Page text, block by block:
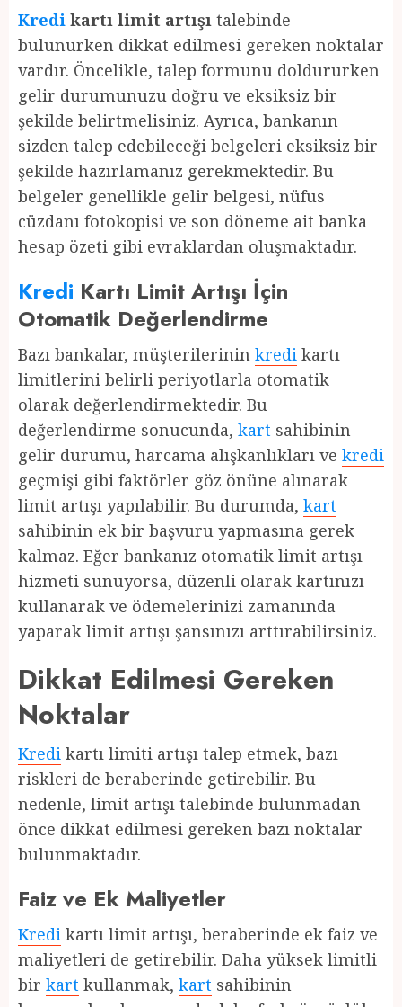
Kredi kartı limit artışı talebinde
bulunurken dikkat edilmesi gereken noktalar
vardır. Öncelikle, talep formunu doldururken
gelir durumunuzu doğru ve eksiksiz bir
şekilde belirtmelisiniz. Ayrıca, bankanın
sizden talep edebileceği belgeleri eksiksiz bir
şekilde hazırlamanız gerekmektedir. Bu
belgeler genellikle gelir belgesi, nüfus
cüzdanı fotokopisi ve son döneme ait banka
hesap özeti gibi evraklardan oluşmaktadır.
Kredi Kartı Limit Artışı İçin
Otomatik Değerlendirme
Bazı bankalar, müşterilerinin kredi kartı
limitlerini belirli periyotlarla otomatik
olarak değerlendirmektedir. Bu
değerlendirme sonucunda, kart sahibinin
gelir durumu, harcama alışkanlıkları ve kredi
geçmişi gibi faktörler göz önüne alınarak
limit artışı yapılabilir. Bu durumda, kart
sahibinin ek bir başvuru yapmasına gerek
kalmaz. Eğer bankanız otomatik limit artışı
hizmeti sunuyorsa, düzenli olarak kartınızı
kullanarak ve ödemelerinizi zamanında
yaparak limit artışı şansınızı arttırabilirsiniz.
Dikkat Edilmesi Gereken
Noktalar
Kredi kartı limiti artışı talep etmek, bazı
riskleri de beraberinde getirebilir. Bu
nedenle, limit artışı talebinde bulunmadan
önce dikkat edilmesi gereken bazı noktalar
bulunmaktadır.
Faiz ve Ek Maliyetler
Kredi kartı limit artışı, beraberinde ek faiz ve
maliyetleri de getirebilir. Daha yüksek limitli
bir kart kullanmak, kart sahibinin